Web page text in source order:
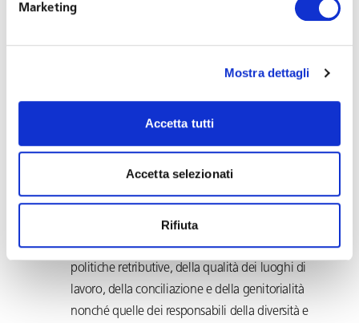
Marketing
Mostra dettagli
Accetta tutti
Accetta selezionati
Rifiuta
Anche in questo caso la legge consente, ma non impone
costituire commissioni paritetiche, formate da
all’elaborazione di piani di innovazione e
individuare nei propri organigrammi, nell’ambito
della contrattazione collettiva aziendale, referenti
della formazione, dei piani di welfare, delle
politiche retributive, della qualità dei luoghi di
lavoro, della conciliazione e della genitorialità
nonché quelle dei responsabili della diversità e